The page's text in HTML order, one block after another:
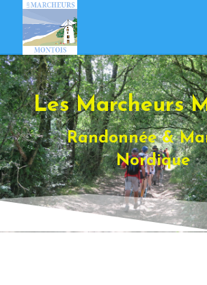
Les Marcheurs
Randonnée &
Nordique